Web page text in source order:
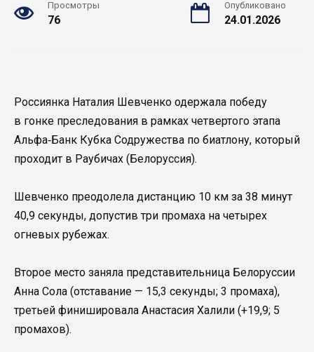
Просмотры
76
Опубликовано
24.01.2026
Россиянка Наталия Шевченко одержала победу
в гонке преследования в рамках четвертого этапа
Альфа‑Банк Кубка Содружества по биатлону, который
проходит в Раубичах (Белоруссия).
Шевченко преодолела дистанцию 10 км за 38 минут
40,9 секунды, допустив три промаха на четырех
огневых рубежах.
Второе место заняла представительница Белоруссии
Анна Сола (отставание — 15,3 секунды; 3 промаха),
третьей финишировала Анастасия Халили (+19,9; 5
промахов).